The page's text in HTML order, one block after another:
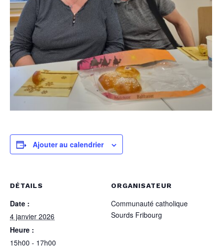
Ajouter au calendrier
DÉTAILS
Date :
4 janvier 2026
Heure :
15h00 - 17h00
ORGANISATEUR
Communauté catholique
Sourds Fribourg